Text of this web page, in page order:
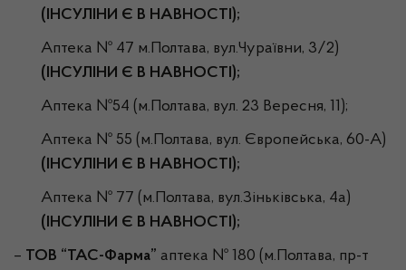
(ІНСУЛІНИ Є В НАВНОСТІ);
Аптека № 47 м.Полтава, вул.Чураївни, 3/2)
(ІНСУЛІНИ Є В НАВНОСТІ);
Аптека №54 (м.Полтава, вул. 23 Вересня, 11);
Аптека № 55 (м.Полтава, вул. Європейська, 60-А)
(ІНСУЛІНИ Є В НАВНОСТІ);
Аптека № 77 (м.Полтава, вул.Зіньківська, 4а)
(ІНСУЛІНИ Є В НАВНОСТІ);
– ТОВ “ТАС-Фарма” аптека № 180 (м.Полтава, пр-т